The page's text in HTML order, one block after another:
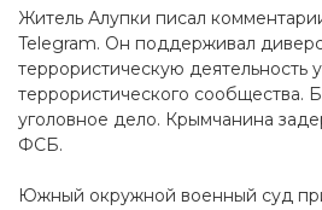
Житель Алупки писал
Telegram. Он поддерживал
террористическую деятельность
террористического сообщества.
уголовное дело. Крымчанина
ФСБ.
Южный окружной военный суд